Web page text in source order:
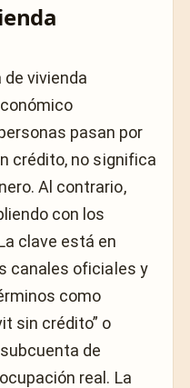
de vivienda
pasan por
crédito, no significa
Al contrario,
con los
clave está en
canales oficiales y
como
sin crédito” o
de
real. La